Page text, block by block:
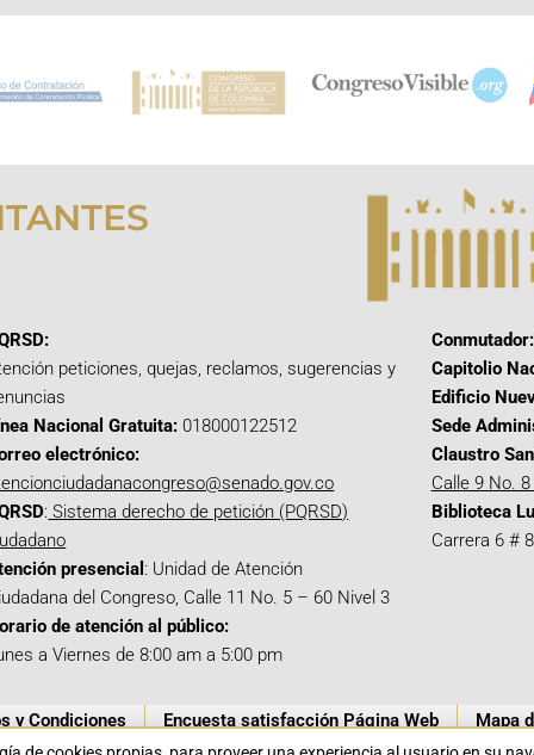
peticiones, quejas, reclamos, sugerencias y
Nacional Gratuita: 018000122512
electrónico:
: Sistema derecho de petición (PQRSD)
presencial : Unidad de Atención
del Congreso, Calle 11 No. 5 – 60 Nivel 3
de atención al público:
a Viernes de 8:00 am a 5:00 pm
Conmutador:
Capitolio
Edificio
Sede
Claustro
Calle 9 No.
Biblioteca
Carrera 6 #
y Condiciones Encuesta satisfacción Página Web Mapa